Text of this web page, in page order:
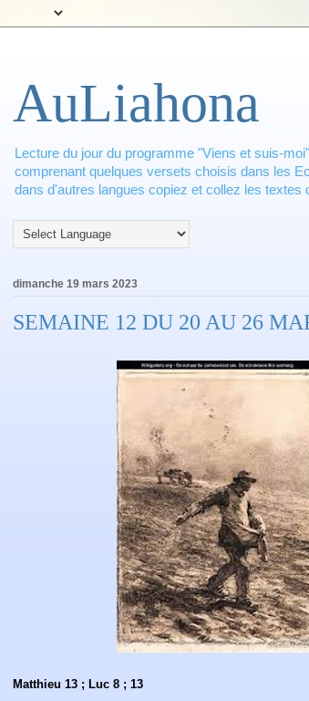
AuLiahona
Lecture du jour du programme "Viens et suis-
comprenant quelques versets choisis dans les
dans d'autres langues copiez et collez les textes
dimanche 19 mars 2023
SEMAINE 12 DU 20 AU 26
Matthieu 13 ; Luc 8 ; 13